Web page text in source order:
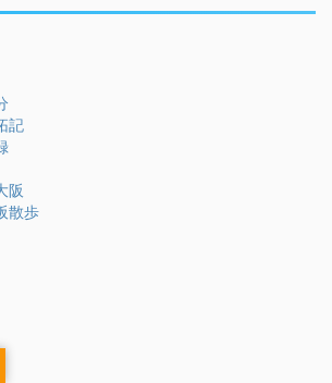
記
阪
散歩